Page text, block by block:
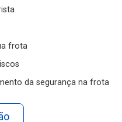
frota
da segurança na frota